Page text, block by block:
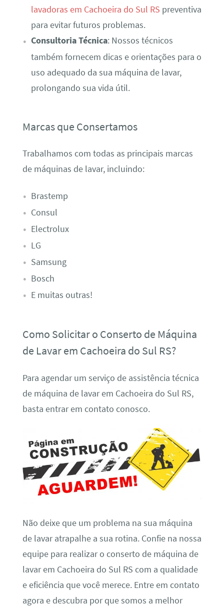
lavadoras em Cachoeira do Sul RS preventiva
para evitar futuros problemas.
Consultoria Técnica: Nossos técnicos
também fornecem dicas e orientações para o
uso adequado da sua máquina de lavar,
prolongando sua vida útil.
Marcas que Consertamos
Trabalhamos com todas as principais marcas
de máquinas de lavar, incluindo:
Brastemp
Consul
Electrolux
LG
Samsung
Bosch
E muitas outras!
Como Solicitar o Conserto de Máquina
de Lavar em Cachoeira do Sul RS?
Para agendar um serviço de assistência técnica
de máquina de lavar em Cachoeira do Sul RS,
basta entrar em contato conosco.
Não deixe que um problema na sua máquina
de lavar atrapalhe a sua rotina. Confie na nossa
equipe para realizar o conserto de máquina de
lavar em Cachoeira do Sul RS com a qualidade
e eficiência que você merece. Entre em contato
agora e descubra por que somos a melhor